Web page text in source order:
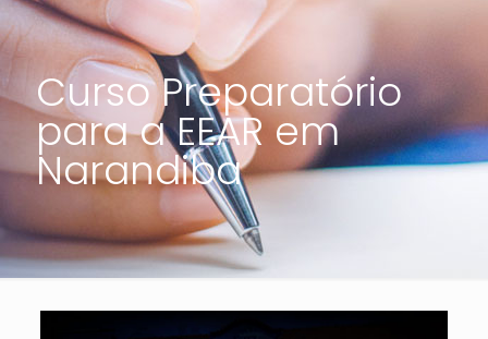
Curso Preparatório
para a EEAR em
Narandiba